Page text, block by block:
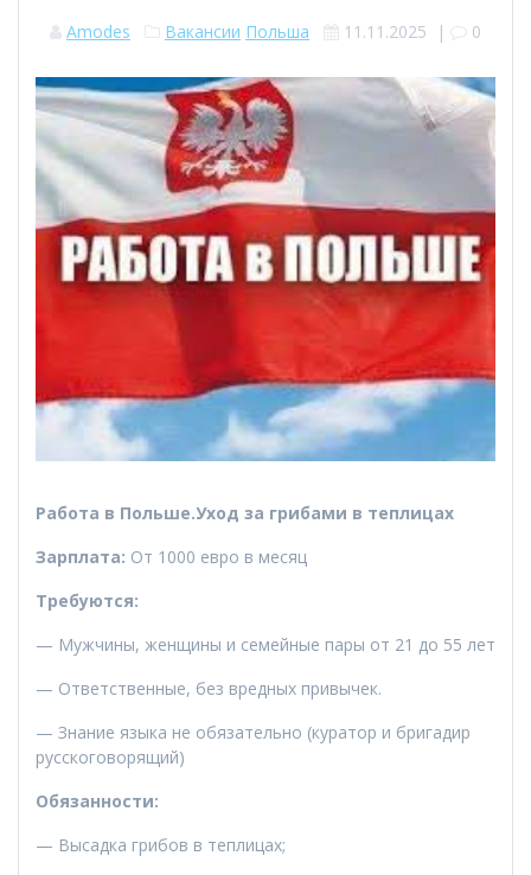
Amodes Вакансии Польша 11.11.2025 | 0
Работа в Польше.Уход за грибами в теплицах
Зарплата: От 1000 евро в месяц
Требуются:
— Мужчины, женщины и семейные пары от 21 до 55 лет
— Ответственные, без вредных привычек.
— Знание языка не обязательно (куратор и бригадир
русскоговорящий)
Обязанности:
— Высадка грибов в теплицах;